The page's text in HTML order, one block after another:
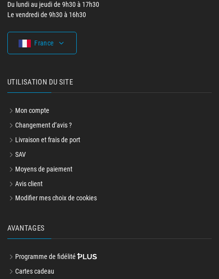
Du lundi au jeudi de 9h30 à 17h30
Le vendredi de 9h30 à 16h30
France
UTILISATION DU SITE
Mon compte
Changement d’avis ?
Livraison et frais de port
SAV
Moyens de paiement
Avis client
Modifier mes choix de cookies
AVANTAGES
Programme de fidélité
Cartes cadeau